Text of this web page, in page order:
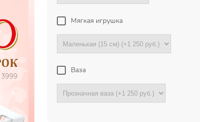
Мягкая игрушка
Ваза